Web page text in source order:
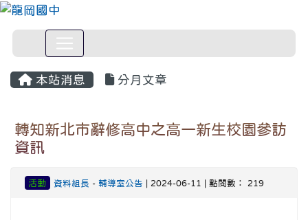
本站消息 分月文章
轉知新北市辭修高中之高一新生校園參訪
資訊
活動 資料組長 - 輔導室公告 | 2024-06-11 | 點閱數： 219